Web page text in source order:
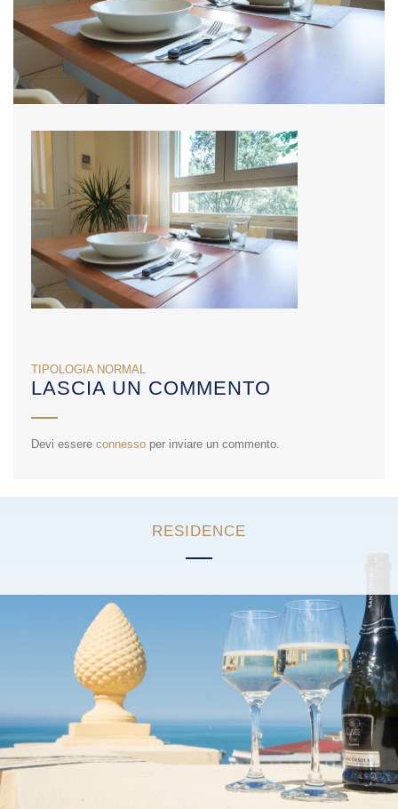
NAVIGAZIONE
ARTICOLI
TIPOLOGIA NORMAL
LASCIA UN COMMENTO
Devi essere connesso per inviare un commento.
RESIDENCE